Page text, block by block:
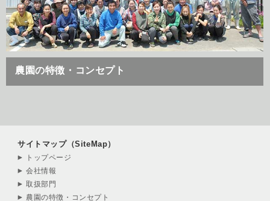
農園の特徴・コンセプト
サイトマップ（SiteMap）
トップページ
会社情報
取扱部門
農園の特徴・コンセプト